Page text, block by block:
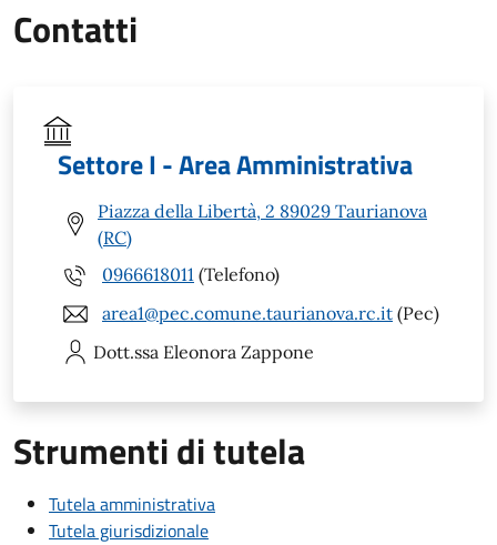
Contatti
Settore I - Area Amministrativa
Piazza della Libertà, 2 89029 Taurianova
(RC)
0966618011 (Telefono)
area1@pec.comune.taurianova.rc.it (Pec)
Dott.ssa Eleonora Zappone
Strumenti di tutela
Tutela amministrativa
Tutela giurisdizionale